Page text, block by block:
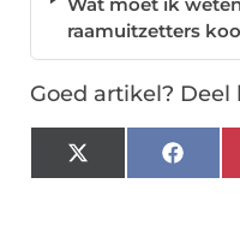
Wat moet ik
raamuitzetters
Goed artikel? Deel
X
(Twitter)